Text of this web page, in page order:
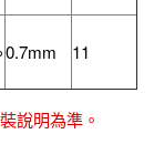
0.7mm 11
說明為準。